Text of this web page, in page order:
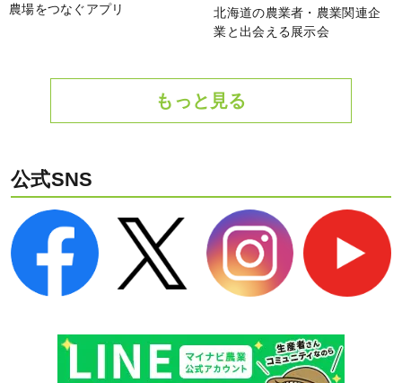
農場をつなぐアプリ
北海道の農業者・農業関連企
業と出会える展示会
もっと見る
公式SNS